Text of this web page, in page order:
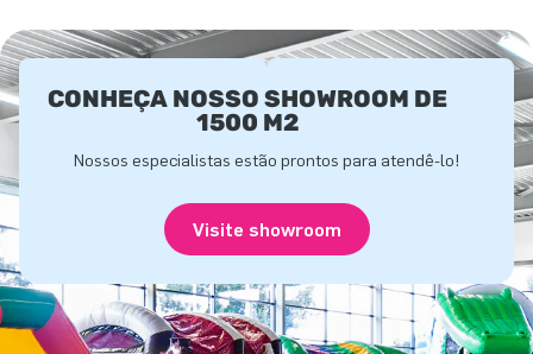
CONHEÇA NOSSO SHOWROOM DE
1500 M2
Nossos especialistas estão prontos para atendê-lo!
Visite showroom